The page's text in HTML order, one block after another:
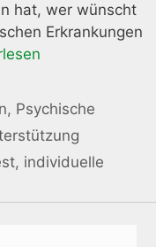
hat, wer wünscht
Erkrankungen
, Psychische
, individuelle